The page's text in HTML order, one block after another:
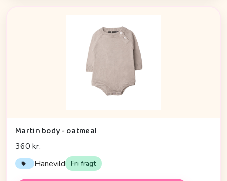
Martin body - oatmeal
360 kr.
Hanevild Fri fragt